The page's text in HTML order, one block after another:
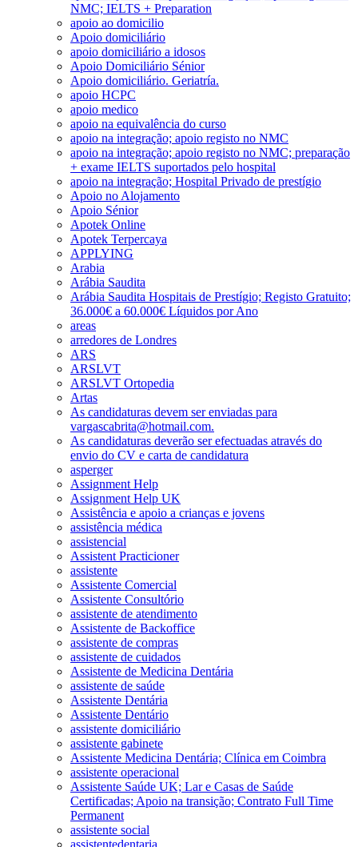
NMC; IELTS + Preparation
apoio ao domicilio
Apoio domiciliário
apoio domiciliário a idosos
Apoio Domiciliário Sénior
Apoio domiciliário. Geriatría.
apoio HCPC
apoio medico
apoio na equivalência do curso
apoio na integração; apoio registo no NMC
apoio na integração; apoio registo no NMC; preparação
+ exame IELTS suportados pelo hospital
apoio na integração; Hospital Privado de prestígio
Apoio no Alojamento
Apoio Sénior
Apotek Online
Apotek Terpercaya
APPLYING
Arabia
Arábia Saudita
Arábia Saudita Hospitais de Prestígio; Registo Gratuito;
36.000€ a 60.000€ Líquidos por Ano
areas
arredores de Londres
ARS
ARSLVT
ARSLVT Ortopedia
Artas
As candidaturas devem ser enviadas para
vargascabrita@hotmail.com.
As candidaturas deverão ser efectuadas através do
envio do CV e carta de candidatura
asperger
Assignment Help
Assignment Help UK
Assistência e apoio a crianças e jovens
assistência médica
assistencial
Assistent Practicioner
assistente
Assistente Comercial
Assistente Consultório
assistente de atendimento
Assistente de Backoffice
assistente de compras
assistente de cuidados
Assistente de Medicina Dentária
assistente de saúde
Assistente Dentária
Assistente Dentário
assistente domiciliário
assistente gabinete
Assistente Medicina Dentária; Clínica em Coimbra
assistente operacional
Assistente Saúde UK; Lar e Casas de Saúde
Certificadas; Apoio na transição; Contrato Full Time
Permanent
assistente social
assistentedentaria